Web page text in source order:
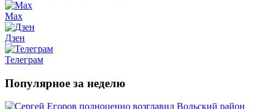
Max
Дзен
Телеграм
Популярное за неделю